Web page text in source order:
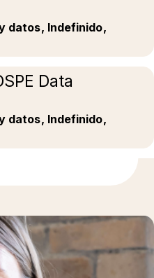
datos, Indefinido,
Data
datos, Indefinido,